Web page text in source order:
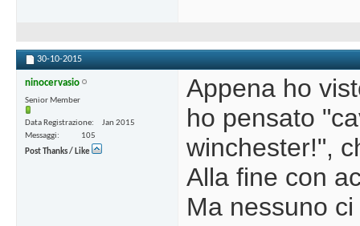
30-10-2015
ninocervasio
Senior Member
Data Registrazione
Jan 2015
Messaggi
105
Post Thanks / Like
Appena ho
ho pensato
winchester!",
Alla fine con
Ma nessuno